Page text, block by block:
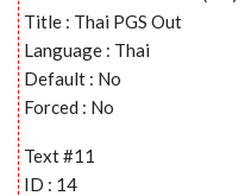
Title : Thai PGS Out
Language : Thai
Default : No
Forced : No
Text #11
ID : 14